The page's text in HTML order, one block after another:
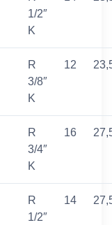
1/2″
K
R
3/8″
K
12
R
3/4″
K
16
R
1/2″
14